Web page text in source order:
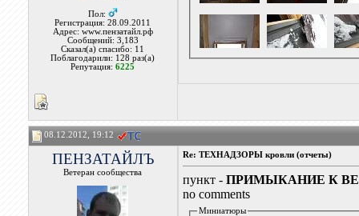
Пол:
Регистрация: 28.09.2011
Адрес: www.пензатайл.рф
Сообщений: 3,183
Сказал(а) спасибо: 11
Поблагодарили: 128 раз(а)
Репутация:6225
08.12.2012, 19:12
ПЕНЗАТАЙЛЪ
Ветеран сообщества
Re: ТЕХНАДЗОРЫ кровли (отчеты)
пункт - ПРИМЫКАНИЕ К
no comments
Миниатюры